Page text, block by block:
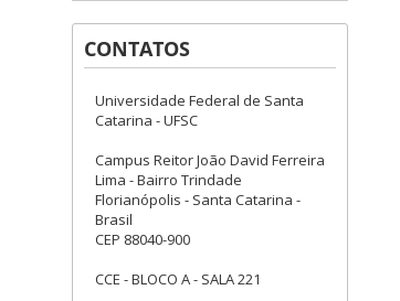
CONTATOS
Universidade Federal de Santa
Catarina - UFSC
Campus Reitor João David Ferreira
Lima - Bairro Trindade
Florianópolis - Santa Catarina -
Brasil
CEP 88040-900
CCE - BLOCO A - SALA 221